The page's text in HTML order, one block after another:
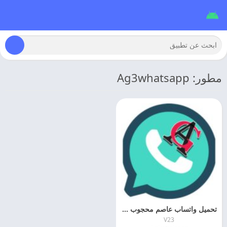
مطور: Ag3whatsapp
تحميل واتساب عاصم محجوب الاخضر 2026 ag3whatsapp اخر اصدار
V23